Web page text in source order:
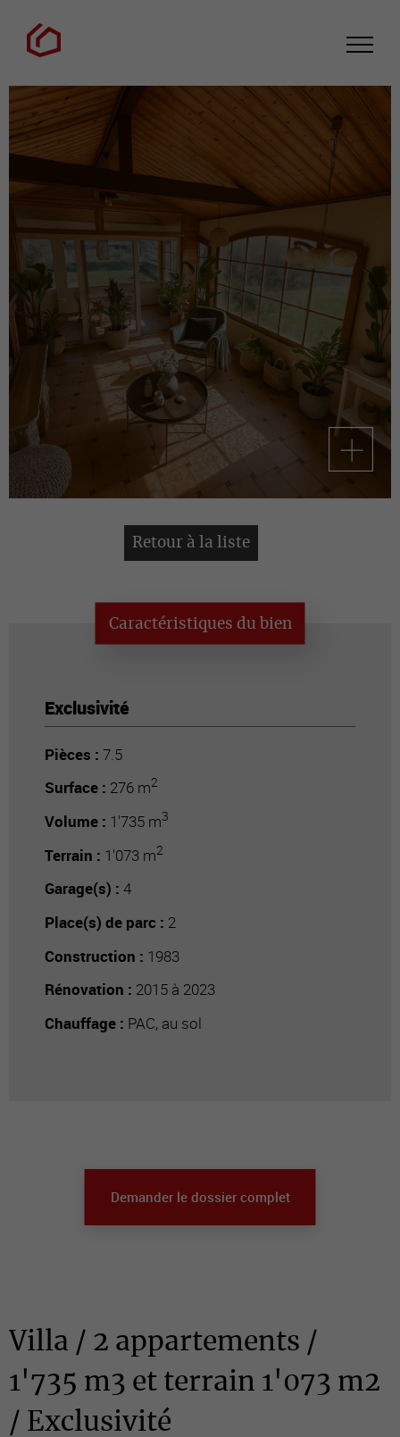
Retour à la liste
Caractéristiques du bien
Exclusivité
Pièces : 7.5
Surface : 276 m2
Volume : 1'735 m3
Terrain : 1'073 m2
Garage(s) : 4
Place(s) de parc : 2
Construction : 1983
Rénovation : 2015 à 2023
Chauffage : PAC, au sol
Villa / 2 appartements /
1'735 m3 et terrain 1'073 m2
/ Exclusivité
Demander le dossier complet